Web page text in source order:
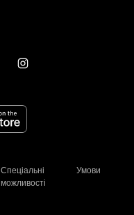
Спеціальні
можливості
Умови